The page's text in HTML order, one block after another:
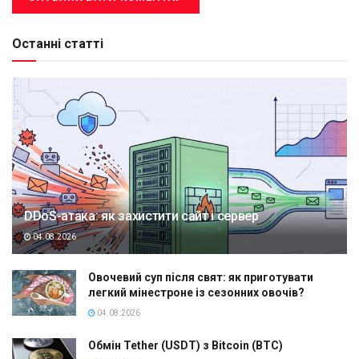
Останні статті
DDoS-атака: як захистити сайт і сервер
04.08.2026
Овочевий суп після свят: як приготувати
легкий мінестроне із сезонних овочів?
04.08.2026
Обмін Tether (USDT) з Bitcoin (BTC)